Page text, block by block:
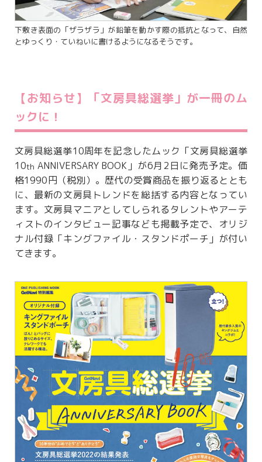
下敷き表面の「ザラザラ」が鉛筆を動かす際の抵抗となって、自然
とゆっくり・ていねいに書けるようになるそうです。
【お知らせ】「文房具総選挙」が一冊のム
ックに！
文房具総選挙10周年を記念したムック「文房具総選挙
10th ANNIVERSARY BOOK」が6月2日に発売予定。価
格1990円（税別）。歴代の受賞商品を振り返るととも
に、最新の文房具トレンドを総括する内容となってい
ます。文房具マニアとしてしられるタレントやアーテ
ィストのインタビュー記事なども掲載予定で、オリジ
ナル付録「キングファイル・スタンドポーチ」が付い
てきます。